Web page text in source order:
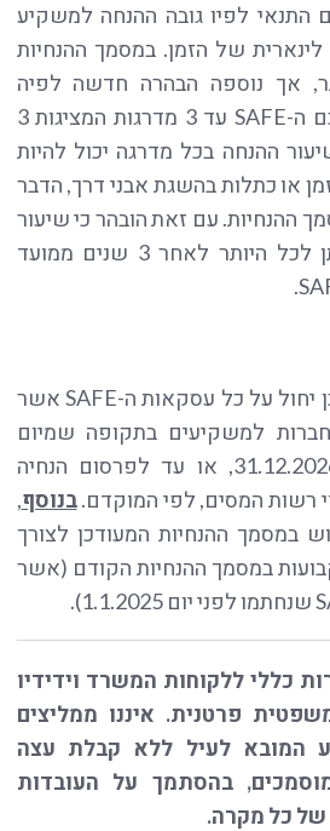
התנאי לפיו גובה ההנחה למשקיע
לינארית של הזמן. במסמך ההנחיות
אך נוספה הבהרה חדשה לפיה
במקרים בו יקבע בהסכם ה-SAFE עד 3 מדרגות המציגות 3
ההנחה בכל מדרגה יכול להיות
או כתלות בהשגת אבני דרך, הדבר
ההנחיות. עם זאת הובהר כי שיעור
ההנחה המקסימלי יינתן לכל היותר לאחר 3 שנים ממועד
מסמך ההנחיות המעודכן יחול על כל עסקאות ה-SAFE אשר
למשקיעים בתקופה שמיום
1.1.2025 ועד ליום 31.12.2026, או עד לפרסום הנחיה
רשות המסים, לפי המוקדם.בנוסף,
במסמך ההנחיות המעודכן לצורך
במסמך ההנחיות הקודם (אשר
כללי ללקוחות המשרד וידידיו
פרטנית. איננו ממליצים
המובא לעיל ללא קבלת עצה
בהסתמך על העובדות
של כל מקרה.